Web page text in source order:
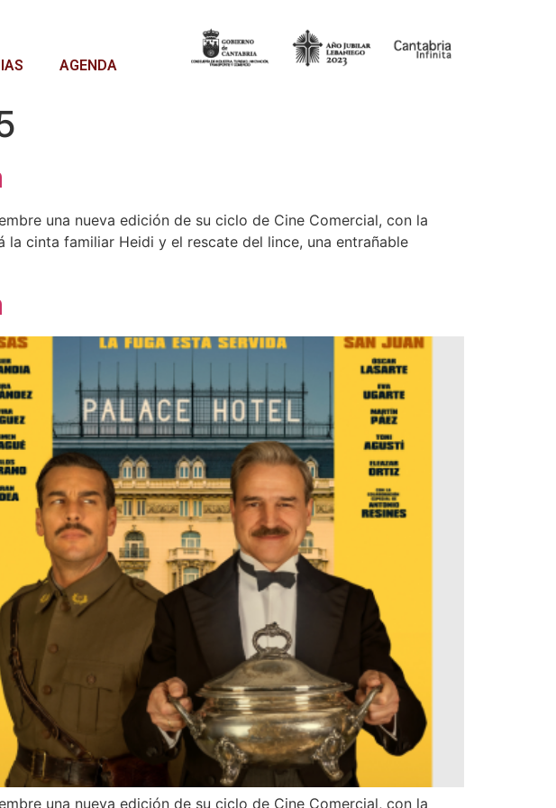
AGENDA
una nueva edición de su ciclo de Cine Comercial, con la
cinta familiar Heidi y el rescate del lince, una entrañable
una nueva edición de su ciclo de Cine Comercial, con la